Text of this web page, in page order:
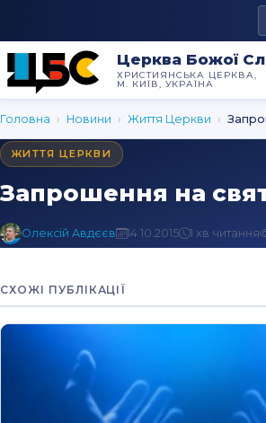
Церква Божої
ХРИСТИЯНСЬКА ЦЕРКВА,
М. КИЇВ, УКРАЇНА
Головна › Новини › Життя Церкви ›
ЖИТТЯ ЦЕРКВИ
Запрошення на
Олексій Авдєєв 14.10.2015 1 хв читання
СХОЖІ ПУБЛІКАЦІЇ